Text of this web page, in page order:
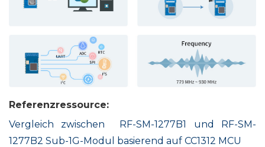
Referenzressource:
Vergleich zwischen RF-SM-1277B1 und RF-SM-
1277B2 Sub-1G-Modul basierend auf CC1312 MCU